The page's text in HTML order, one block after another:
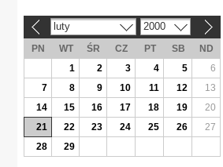
luty 2000
PN WT ŚR CZ PT SB
ND
1
2 3 4 5
6
7
8 9 10 11 12
13
14
15 16 17 18 19
20
21
22 23 24 25 26
27
28
29